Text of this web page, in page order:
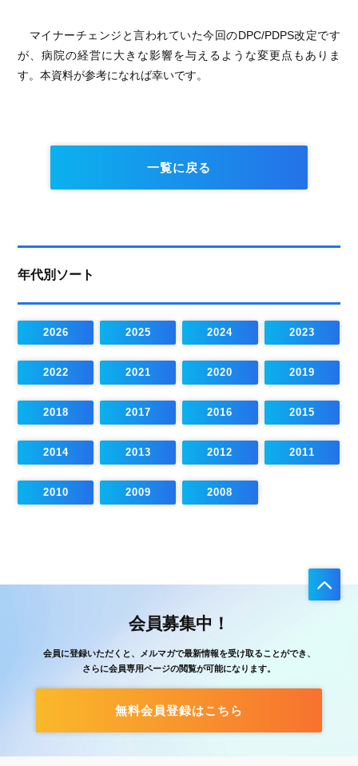
マイナーチェンジと言われていた今回のDPC/PDPS改定です
が、病院の経営に大きな影響を与えるような変更点もありま
す。本資料が参考になれば幸いです。
一覧に戻る
年代別ソート
2026 2025 2024 2023
2022 2021 2020 2019
2018 2017 2016 2015
2014 2013 2012 2011
2010 2009 2008
会員募集中！
会員に登録いただくと、メルマガで最新情報を受け取ることができ、
さらに会員専用ページの閲覧が可能になります。
無料会員登録はこちら